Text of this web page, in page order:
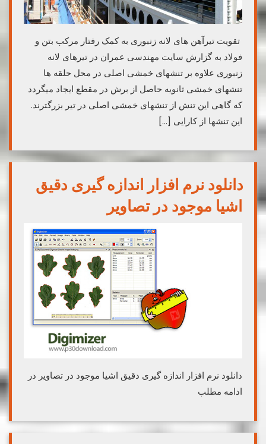
تقویت تیرآهن های لانه زنبوری به کمک رفتار مرکب بتن و
فولاد به گزارش سایت مهندسی عمران در تیرهای لانه
زنبوری علاوه بر تنشهای خمشی اصلی در محل حلقه ها
تنشهای خمشی ثانویه حاصل از برش در مقطع ایجاد میگردد
که گاهی این تنش از تنشهای خمشی اصلی در تیر بزرگترند.
این تنشها از کارایی […]
دانلود نرم افزار اندازه گیری دقیق
اشیا موجود در تصاویر
دانلود نرم افزار اندازه گیری دقیق اشیا موجود در تصاویر در
ادامه مطلب